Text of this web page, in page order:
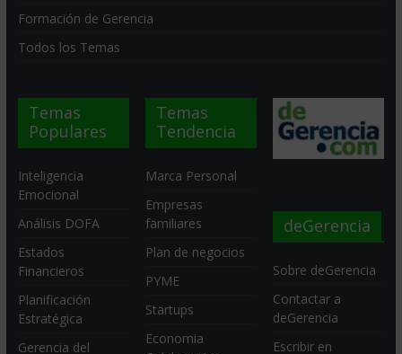
Formación de Gerencia
Todos los Temas
Temas
Populares
Inteligencia
Emocional
Análisis DOFA
Estados
Financieros
Planificación
Estratégica
Gerencia del
Temas
Tendencia
Marca Personal
Empresas
familiares
Plan de negocios
PYME
Startups
Economia
deGerencia
Sobre deGerencia
Contactar a
deGerencia
Escribir en